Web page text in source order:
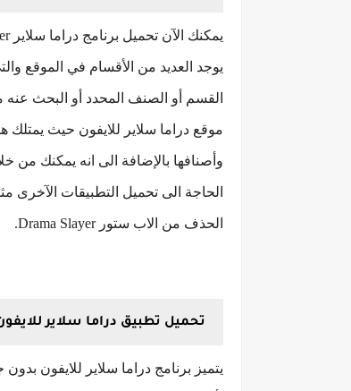
يوجد العديد من الأقسام في الموقع
القسم أو الصنف المحدد أو البحث
موقع دراما سلاير للايفون حيث يمتلك
وأصنافها بالإضافة الى انه يمكنك من
الحاجة الى تحميل التطبيقات الآخرى
الحذف من الاب ستور Drama Slayer.
تحميل تطبيق دراما سلاير للايفون
يتميز برنامج دراما سلاير للايفون